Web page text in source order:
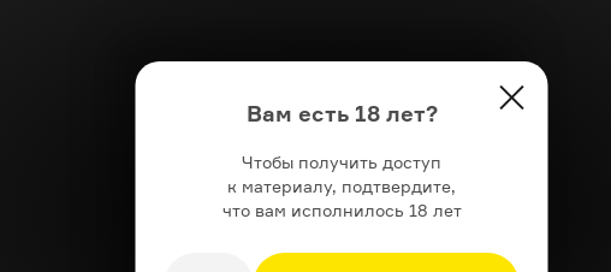
Вам есть 18 лет?
Чтобы получить доступ
к материалу, подтвердите,
что вам исполнилось 18 лет